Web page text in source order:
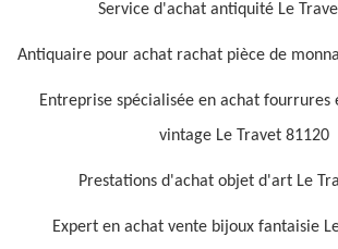
Service d'achat antiquité Le
Antiquaire pour achat rachat pièce de
Entreprise spécialisée en achat
vintage Le Travet 81120
Prestations d'achat objet d'art Le
Expert en achat vente bijoux fantaisie